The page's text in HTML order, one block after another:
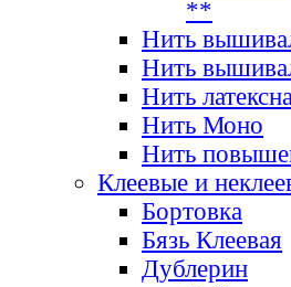
**
Нить
Нить
Нить
Нить Моно
Нить
Клеевые и
Бортовка
Бязь Клеевая
Дублерин